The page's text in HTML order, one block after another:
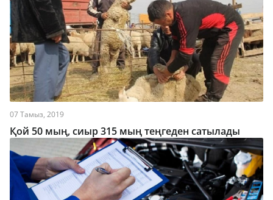
07 Тамыз, 2019
Қой 50 мың, сиыр 315 мың теңгеден сатылады